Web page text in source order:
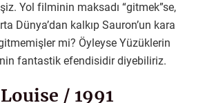
Yol filminin maksadı “gitmek”se,
Dünya’dan kalkıp Sauron’un kara
mi? Öyleyse Yüzüklerin
fantastik efendisidir diyebiliriz.
/ 1991